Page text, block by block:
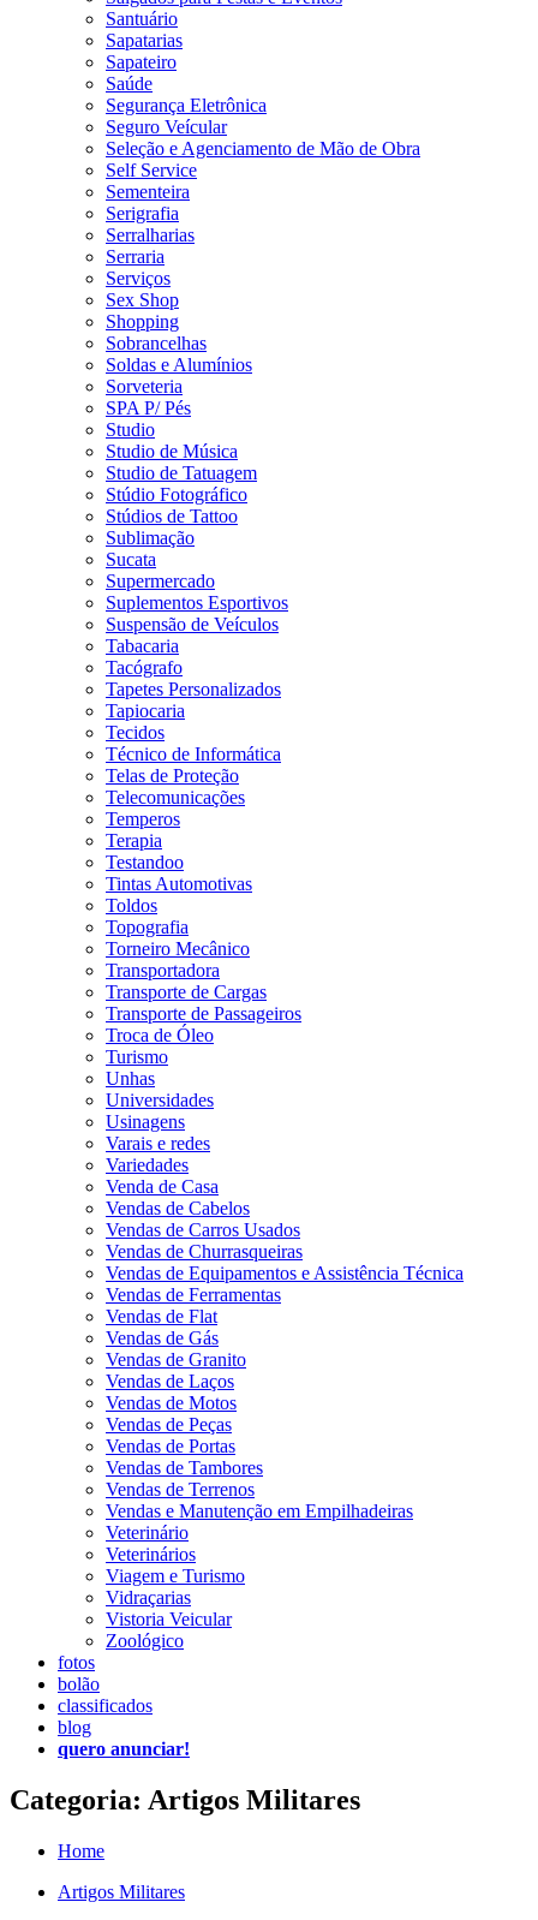
Santuário
Sapatarias
Sapateiro
Saúde
Segurança Eletrônica
Seguro Veícular
Seleção e Agenciamento de Mão de Obra
Self Service
Sementeira
Serigrafia
Serralharias
Serraria
Serviços
Sex Shop
Shopping
Sobrancelhas
Soldas e Alumínios
Sorveteria
SPA P/ Pés
Studio
Studio de Música
Studio de Tatuagem
Stúdio Fotográfico
Stúdios de Tattoo
Sublimação
Sucata
Supermercado
Suplementos Esportivos
Suspensão de Veículos
Tabacaria
Tacógrafo
Tapetes Personalizados
Tapiocaria
Tecidos
Técnico de Informática
Telas de Proteção
Telecomunicações
Temperos
Terapia
Testandoo
Tintas Automotivas
Toldos
Topografia
Torneiro Mecânico
Transportadora
Transporte de Cargas
Transporte de Passageiros
Troca de Óleo
Turismo
Unhas
Universidades
Usinagens
Varais e redes
Variedades
Venda de Casa
Vendas de Cabelos
Vendas de Carros Usados
Vendas de Churrasqueiras
Vendas de Equipamentos e Assistência Técnica
Vendas de Ferramentas
Vendas de Flat
Vendas de Gás
Vendas de Granito
Vendas de Laços
Vendas de Motos
Vendas de Peças
Vendas de Portas
Vendas de Tambores
Vendas de Terrenos
Vendas e Manutenção em Empilhadeiras
Veterinário
Veterinários
Viagem e Turismo
Vidraçarias
Vistoria Veicular
Zoológico
fotos
bolão
classificados
blog
quero anunciar!
Categoria: Artigos Militares
Home
Artigos Militares